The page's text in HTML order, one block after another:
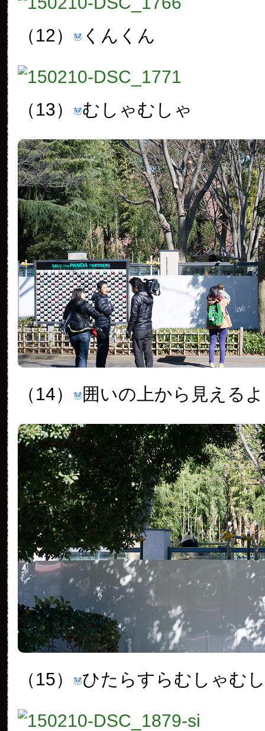
（12） くんくん
（13） むしゃむしゃ
（14） 囲いの上から見えるよ
（15） ひたらすらむしゃむ